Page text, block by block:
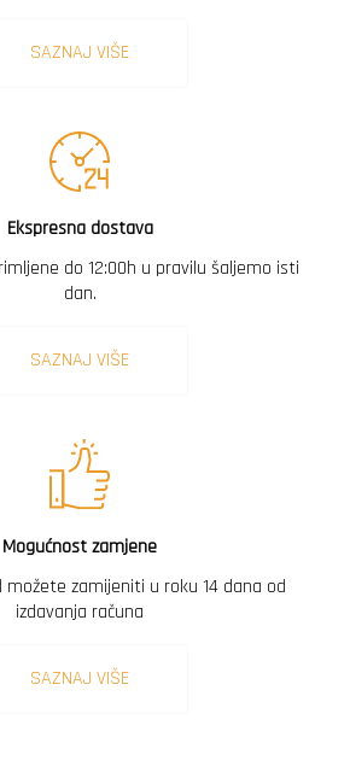
SAZNAJ VIŠE
Ekspresna dostava
do 12:00h u pravilu šaljemo isti
dan.
SAZNAJ VIŠE
Mogućnost zamjene
možete zamijeniti u roku 14 dana od
izdavanja računa
SAZNAJ VIŠE